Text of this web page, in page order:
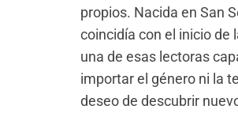
propios. Nacida en San
coincidía con el inicio de
una de esas lectoras
importar el género ni la
deseo de descubrir